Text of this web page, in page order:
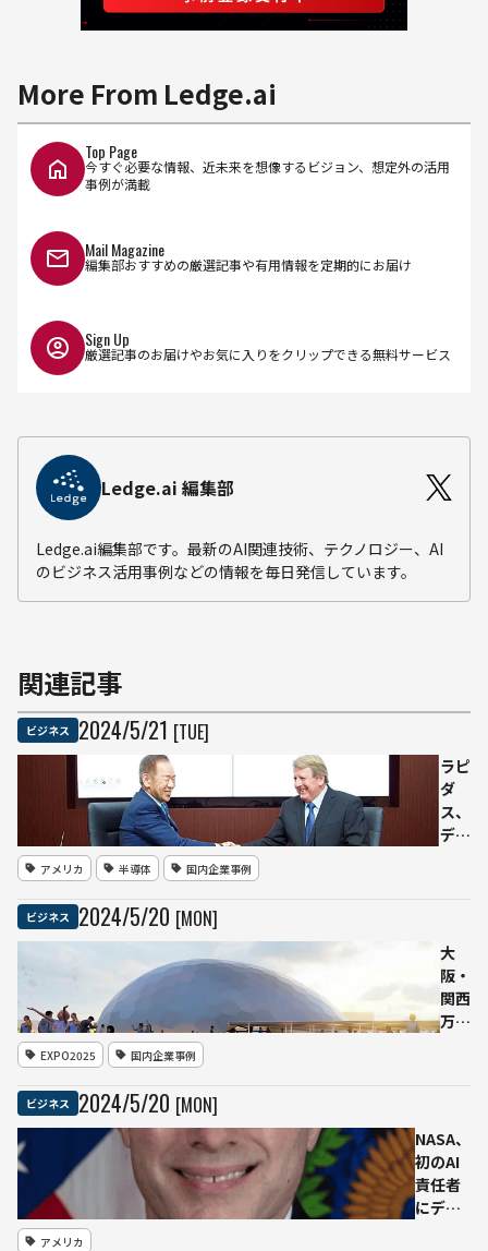
More From Ledge.ai
Top Page
今すぐ必要な情報、近未来を想像するビジョン、想定外の活用
事例が満載
Mail Magazine
編集部おすすめの厳選記事や有用情報を定期的にお届け
Sign Up
厳選記事のお届けやお気に入りをクリップできる無料サービス
Ledge.ai 編集部
Ledge.ai編集部です。最新のAI関連技術、テクノロジー、AI
のビジネス活用事例などの情報を毎日発信しています。
関連記事
ビジネス 2024/5/21 [TUE]
ラピ
ダ
ス、
デー
半導
体で
米エ
スペ
ジー
ズと
提携
アメリカ 半導体 国内企業事例
ビジネス 2024/5/20 [MON]
大
阪・
関西
万博
融合
の展
示ブ
ー
EXPO2025 国内企業事例
ビジネス 2024/5/20 [MON]
NASA、
初のAI
責任者
にデイ
アメリカ